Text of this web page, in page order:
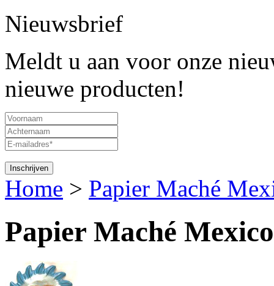
Nieuwsbrief
Meldt u aan voor onze
nieuwe producten!
Home > Papier Maché
Papier Maché Mexico